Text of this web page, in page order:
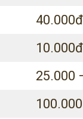
40.000đ
10.000đ
25.000